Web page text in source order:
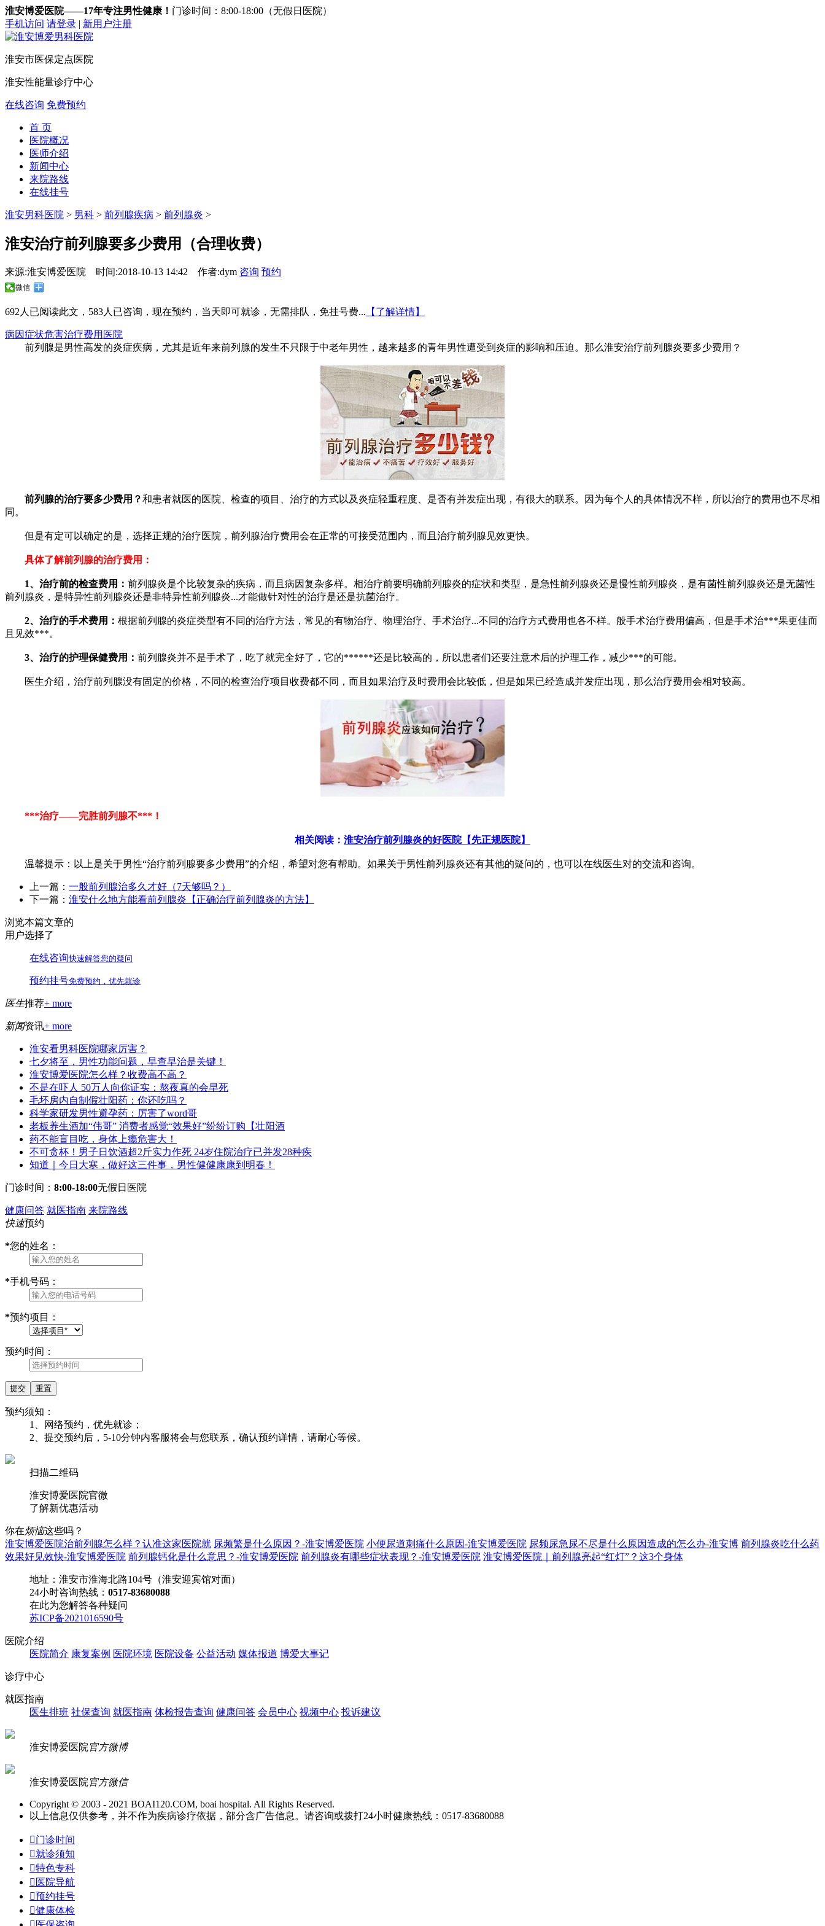
淮安博爱医院——17年专注男性健康！ 门诊时间：8:00-18:00（无假日医院）
手机访问 请登录 | 新用户注册
淮安市医保定点医院
淮安性能量诊疗中心
在线咨询 免费预约
首 页
医院概况
医师介绍
新闻中心
来院路线
在线挂号
淮安男科医院 > 男科 > 前列腺疾病 > 前列腺炎 >
淮安治疗前列腺要多少费用（合理收费）
来源:淮安博爱医院 时间:2018-10-13 14:42 作者:dym 咨询 预约
微信
692 人已阅读此文， 583人已咨询，现在预约，当天即可就诊，无需排队，免挂号费... 【了解详情】
病因症状危害治疗费用 医院
前列腺是男性高发的炎症疾病，尤其是近年来前列腺的发生不只限于中老年男性，越来越多的青年男性遭受到炎症的影响和压迫。那么淮安治疗前列腺炎要多少费用？
前列腺的治疗要多少费用？和患者就医的医院、检查的项目、治疗的方式以及炎症轻重程度、是否有并发症出现，有很大的联系。因为每个人的具体情况不样，所以治疗的费用也不尽相
同。
但是有定可以确定的是，选择正规的治疗医院，前列腺治疗费用会在正常的可接受范围内，而且治疗前列腺见效更快。
具体了解前列腺的治疗费用：
1、治疗前的检查费用： 前列腺炎是个比较复杂的疾病，而且病因复杂多样。相治疗前要明确前列腺炎的症状和类型，是急性前列腺炎还是慢性前列腺炎，是有菌性前列腺炎还是无菌性
前列腺炎，是特异性前列腺炎还是非特异性前列腺炎...才能做针对性的治疗是还是抗菌治疗。
2、治疗的手术费用： 根据前列腺的炎症类型有不同的治疗方法，常见的有物治疗、物理治疗、手术治疗...不同的治疗方式费用也各不样。般手术治疗费用偏高，但是手术治***果更佳而
且见效***。
3、治疗的护理保健费用： 前列腺炎并不是手术了，吃了就完全好了，它的******还是比较高的，所以患者们还要注意术后的护理工作，减少***的可能。
医生介绍，治疗前列腺没有固定的价格，不同的检查治疗项目收费都不同，而且如果治疗及时费用会比较低，但是如果已经造成并发症出现，那么治疗费用会相对较高。
***治疗——完胜前列腺不***！
相关阅读： 淮安治疗前列腺炎的好医院【先正规医院】
温馨提示：以上是关于男性“治疗前列腺要多少费用”的介绍，希望对您有帮助。如果关于男性前列腺炎还有其他的疑问的，也可以在线医生对的交流和咨询。
上一篇： 一般前列腺治多久才好（7天够吗？）
下一篇： 淮安什么地方能看前列腺炎【正确治疗前列腺炎的方法】
浏览本篇文章的
用户选择了
在线咨询快速解答您的疑问
预约挂号免费预约，优先就诊
医生推荐+ more
新闻资讯+ more
淮安看男科医院哪家厉害？
七夕将至，男性功能问题，早查早治是关键！
淮安博爱医院怎么样？收费高不高？
不是在吓人 50万人向你证实：熬夜真的会早死
毛坯房内自制假壮阳药：你还吃吗？
科学家研发男性避孕药：厉害了word哥
老板养生酒加“伟哥” 消费者感觉“效果好”纷纷订购【壮阳酒
药不能盲目吃，身体上瘾危害大！
不可贪杯！男子日饮酒超2斤实力作死 24岁住院治疗已并发28种疾
知道｜今日大寒，做好这三件事，男性健健康康到明春！
门诊时间： 8:00-18:00无假日医院
健康问答 就医指南 来院路线
快速预约
*您的姓名：
*手机号码：
*预约项目：
预约时间：
预约须知：
1、网络预约，优先就诊；
2、提交预约后，5-10分钟内客服将会与您联系，确认预约详情，请耐心等候。
扫描二维码
淮安博爱医院官微
了解新优惠活动
你在烦恼这些吗？
淮安博爱医院治前列腺怎么样？认准这家医院就 尿频繁是什么原因？-淮安博爱医院 小便尿道刺痛什么原因-淮安博爱医院 尿频尿急尿不尽是什么原因造成的怎么办-淮安博 前列腺炎吃什么药
效果好见效快-淮安博爱医院 前列腺钙化是什么意思？-淮安博爱医院 前列腺炎有哪些症状表现？-淮安博爱医院 淮安博爱医院｜前列腺亮起“红灯”？这3个身体
地址：淮安市淮海北路104号（淮安迎宾馆对面）
24小时咨询热线： 0517-83680088
在此为您解答各种疑问
苏ICP备2021016590号
医院介绍
医院简介 康复案例 医院环境 医院设备 公益活动 媒体报道 博爱大事记
诊疗中心
就医指南
医生排班 社保查询 就医指南 体检报告查询 健康问答 会员中心 视频中心 投诉建议
淮安博爱医院官方微博
淮安博爱医院官方微信
Copyright © 2003 - 2021 BOAI120.COM, boai hospital. All Rights Reserved.
以上信息仅供参考，并不作为疾病诊疗依据，部分含广告信息。请咨询或拨打24小时健康热线：0517-83680088
门诊时间
就诊须知
特色专科
 医院导航
预约挂号
健康体检